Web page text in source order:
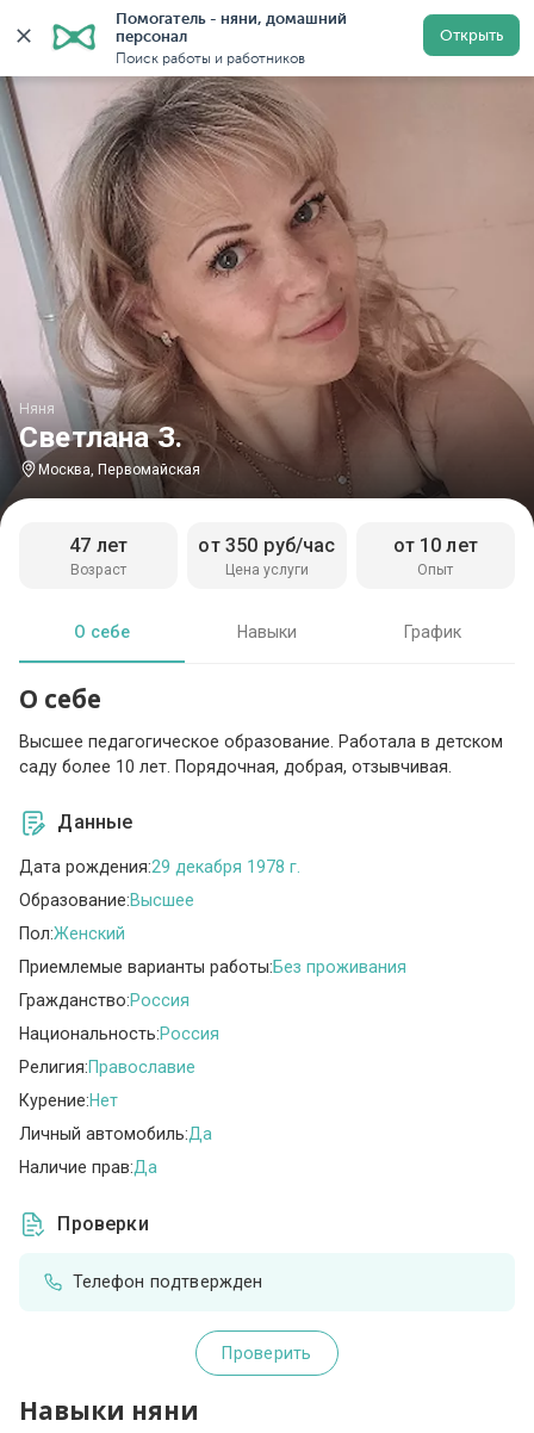
Помогатель - няни, домашний
персонал
Поиск работы и работников
Открыть
Главная Няни Няни в Москве Няни у метро
Светлана З.
Няня
Москва, Первомайская
Возраст
47 лет
Цена услуги
от 350 руб/час
Опыт
от 10 лет
О себе Навыки График
О себе
Высшее педагогическое образование. Работала в детском
саду более 10 лет. Порядочная, добрая, отзывчивая.
Данные
Дата рождения:29 декабря 1978 г.
Образование:Высшее
Пол:Женский
Приемлемые варианты работы:Без проживания
Гражданство:Россия
Национальность:Россия
Религия:Православие
Курение:Нет
Личный автомобиль:Да
Наличие прав:Да
Проверки
Телефон подтвержден
Проверить
Навыки няни